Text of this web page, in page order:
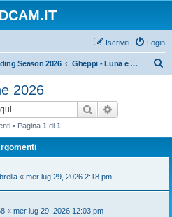
Login
Iscriviti
Season 2026 Gheppi - Luna e Orione 2026
2026
Cerca
• Pagina 1 di 1
« mer lug 29, 2026 2:18 pm
« mer lug 29, 2026 12:03 pm